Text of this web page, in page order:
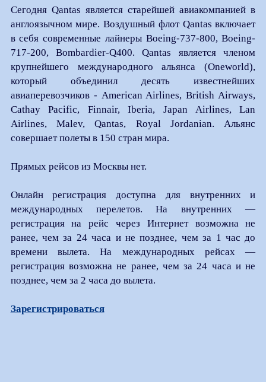
Сегодня Qantas является старейшей авиакомпанией в
англоязычном мире. Воздушный флот Qantas включает
в себя современные лайнеры Boeing-737-800, Boeing-
717-200, Bombardier-Q400. Qantas является членом
крупнейшего международного альянса (Оneworld),
который объединил десять известнейших
авиаперевозчиков - American Airlines, British Airways,
Cathay Pacific, Finnair, Iberia, Japan Airlines, Lan
Airlines, Malev, Qantas, Royal Jordanian. Альянс
совершает полеты в 150 стран мира.
Прямых рейсов из Москвы нет.
Онлайн регистрация доступна для внутренних и
международных перелетов. На внутренних —
регистрация на рейс через Интернет возможна не
ранее, чем за 24 часа и не позднее, чем за 1 час до
времени вылета. На международных рейсах —
регистрация возможна не ранее, чем за 24 часа и не
позднее, чем за 2 часа до вылета.
Зарегистрироваться